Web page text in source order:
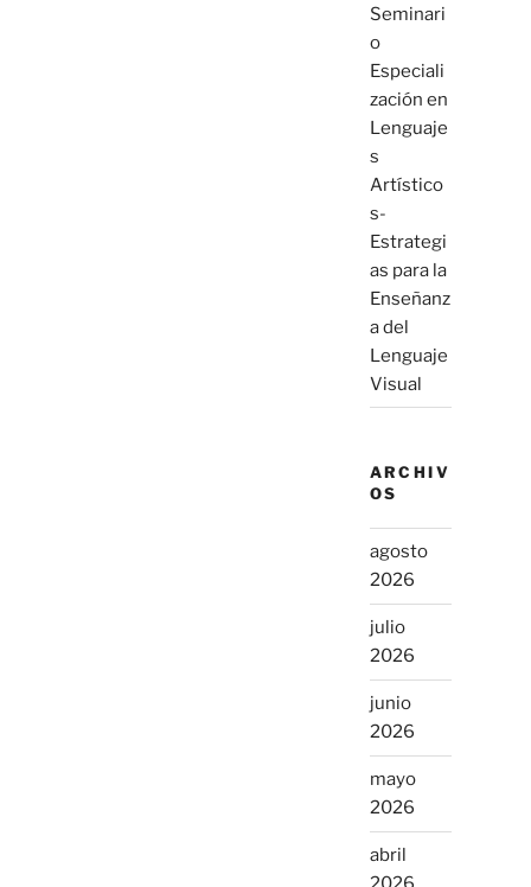
Seminari
o
Especiali
zación en
Lenguaje
s
Artístico
s-
Estrategi
as para la
Enseñanz
a del
Lenguaje
Visual
ARCHIV
OS
agosto
2026
julio
2026
junio
2026
mayo
2026
abril